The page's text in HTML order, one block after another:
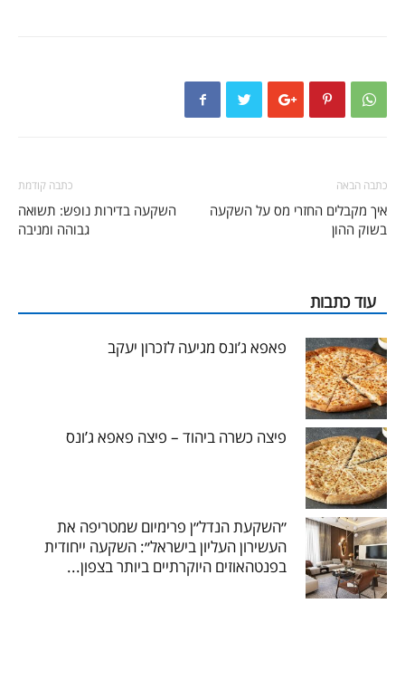
כתבה קודמת
השקעה בדירות נופש: תשואה
גבוהה ומניבה
כתבה הבאה
איך מקבלים החזרי מס על השקעה
בשוק ההון
עוד כתבות
פאפא ג’ונס מגיעה לזכרון יעקב
פיצה כשרה ביהוד – פיצה פאפא ג’ונס
״השקעת הנדל״ן פרימיום שמטריפה את
העשירון העליון בישראל״: השקעה ייחודית
בפנטהאוזים היוקרתיים ביותר בצפון...